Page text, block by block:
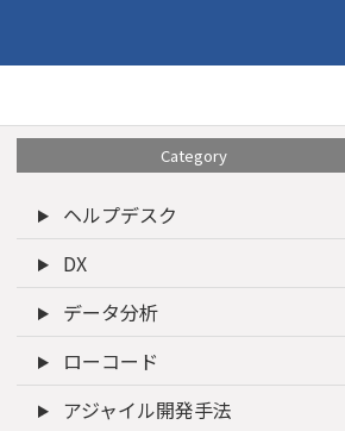
Category
ヘルプデスク
DX
データ分析
ローコード
アジャイル開発手法